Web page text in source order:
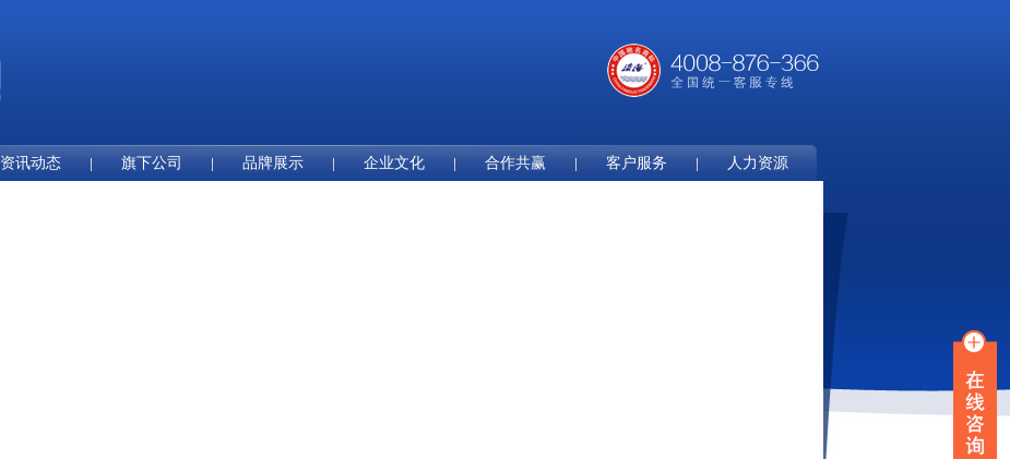
资讯动态 旗下公司 品牌展示 企业文化 合作共赢 客户服务 人力资源